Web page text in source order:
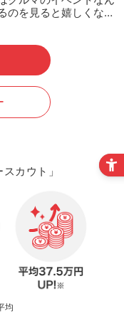
のを見ると嬉しくな…
カウト」
均